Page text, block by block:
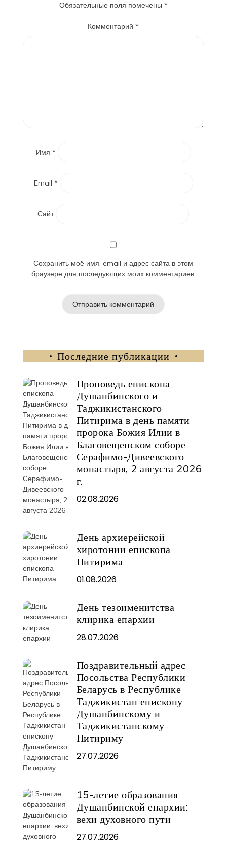
Обязательные поля помечены *
Комментарий*
Имя *
Email *
Сайт
Сохранить моё имя, email и адрес сайта в этом
браузере для последующих моих комментариев.
Последние публикации
Проповедь епископа
Душанбинского и
Таджикистанского
Питирима в день памяти
пророка Божия Илии в
Благовещенском соборе
Серафимо-Дивеевского
монастыря, 2 августа 2026
г.
02.08.2026
День архиерейской
хиротонии епископа
Питирима
01.08.2026
День тезоименитства
клирика епархии
28.07.2026
Поздравительный адрес
Посольства Республики
Беларусь в Республике
Таджикистан епископу
Душанбинскому и
Таджикистанскому
Питириму
27.07.2026
15-летие образования
Душанбинской епархии:
вехи духовного пути
27.07.2026